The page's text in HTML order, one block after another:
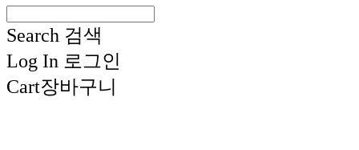
Search 검색
Log In 로그인
Cart장바구니